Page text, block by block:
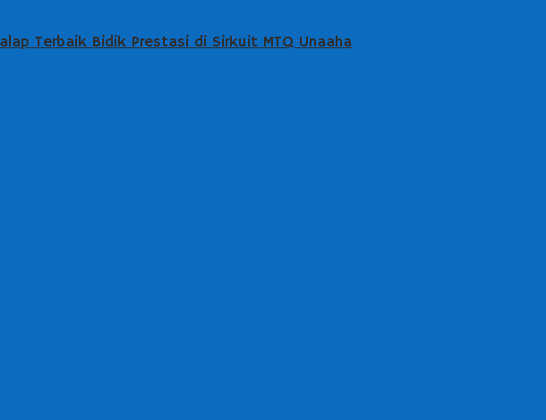
Terbaik Bidik Prestasi di Sirkuit MTQ Unaaha